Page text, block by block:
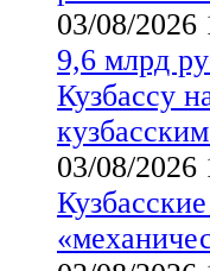
03/08/2026
9,6 млрд
Кузбассу
03/08/2026